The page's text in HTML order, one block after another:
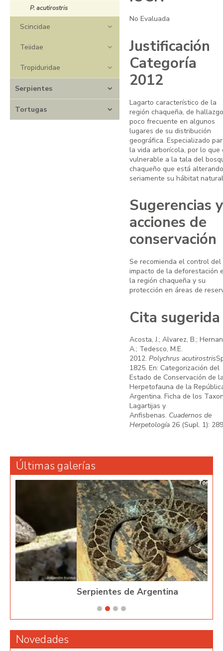
P. acutirostris
Scincidae
Teiidae
Tropiduridae
Serpientes
Tortugas
No Evaluada
Justificación
Categoría
2012
Lagarto característico de la
región chaqueña, de hallazgo
poco frecuente en algunos
lugares de su distribución
geográfica. Especializado
la vida arborícola, por lo que
vulnerable a la tala del
chaqueño que está alterando
seriamente su hábitat
Sugerencias y
acciones de
conservación
Se recomienda el control del
impacto de la deforestación
la región chaqueña y su
protección en áreas de
Cita sugerida
Acosta, J.; Alvarez, B.;
A.; Tedesco, M.E.
2012. Polychrus acutirostris
1825. En: Categorización del
Estado de Conservación de
Herpetofauna de la
Argentina. Ficha de los
Lagartijas y
Anfisbenas. Cuadernos de
Herpetología 26 (Supl. 1):
Últimas galerías
Serpientes de Argentina
Novedades